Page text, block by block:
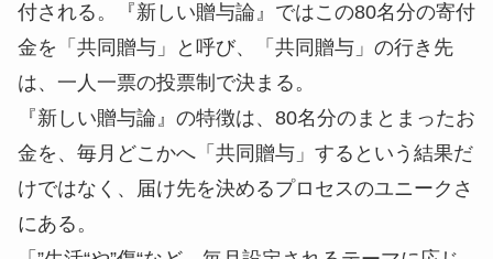
付される。『新しい贈与論』ではこの80名分の寄付
金を「共同贈与」と呼び、「共同贈与」の行き先
は、一人一票の投票制で決まる。
『新しい贈与論』の特徴は、80名分のまとまったお
金を、毎月どこかへ「共同贈与」するという結果だ
けではなく、届け先を決めるプロセスのユニークさ
にある。